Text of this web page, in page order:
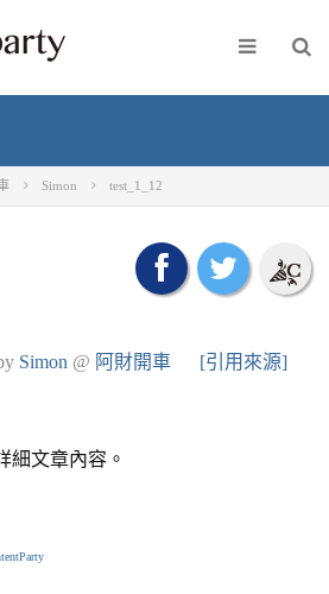
Simon test_1_12
Simon @ 阿財開車 [引用來源]
細文章內容。